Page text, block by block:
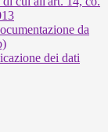
da
dei dati